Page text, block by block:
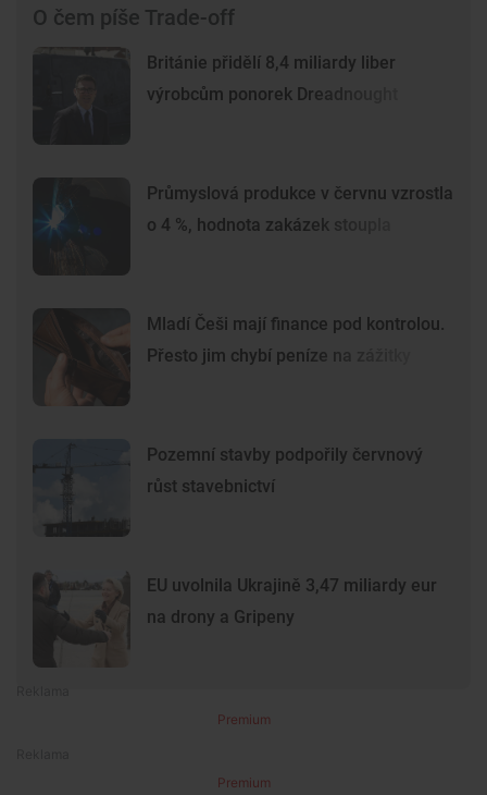
O čem píše Trade-off
Británie přidělí 8,4 miliardy liber
výrobcům ponorek Dreadnought
Průmyslová produkce v červnu vzrostla
o 4 %, hodnota zakázek stoupla
Mladí Češi mají finance pod kontrolou.
Přesto jim chybí peníze na zážitky
Pozemní stavby podpořily červnový
růst stavebnictví
EU uvolnila Ukrajině 3,47 miliardy eur
na drony a Gripeny
Premium
Premium